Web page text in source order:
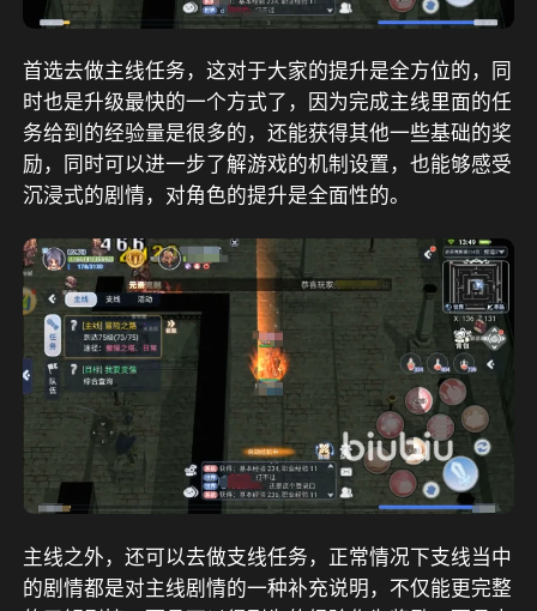
首选去做主线任务，这对于大家的提升是全方位的，同
时也是升级最快的一个方式了，因为完成主线里面的任
务给到的经验量是很多的，还能获得其他一些基础的奖
励，同时可以进一步了解游戏的机制设置，也能够感受
沉浸式的剧情，对角色的提升是全面性的。
主线之外，还可以去做支线任务，正常情况下支线当中
的剧情都是对主线剧情的一种补充说明，不仅能更完整